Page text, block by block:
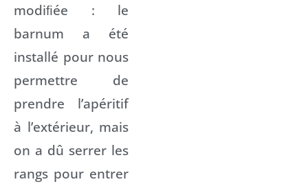
modiﬁée : le
barnum a été
installé pour nous
permettre de
prendre l’apéritif
à l’extérieur, mais
on a dû serrer les
rangs pour entrer